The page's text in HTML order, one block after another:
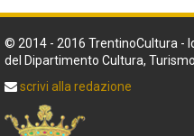
© 2014 - 2016 TrentinoCultura -
del Dipartimento Cultura,
scrivi alla redazione